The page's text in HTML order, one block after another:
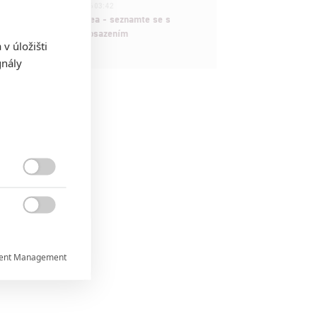
1
Velké preview: Odyssea - seznamte se s
maximálně nabitým obsazením
v úložišti

Management